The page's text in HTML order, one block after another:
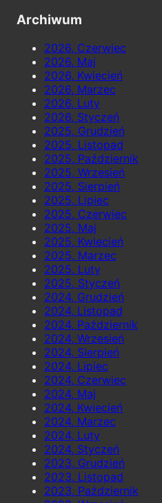
Archiwum
2026, Czerwiec
2026, Maj
2026, Kwiecień
2026, Marzec
2026, Luty
2026, Styczeń
2025, Grudzień
2025, Listopad
2025, Październik
2025, Wrzesień
2025, Sierpień
2025, Lipiec
2025, Czerwiec
2025, Maj
2025, Kwiecień
2025, Marzec
2025, Luty
2025, Styczeń
2024, Grudzień
2024, Listopad
2024, Październik
2024, Wrzesień
2024, Sierpień
2024, Lipiec
2024, Czerwiec
2024, Maj
2024, Kwiecień
2024, Marzec
2024, Luty
2024, Styczeń
2023, Grudzień
2023, Listopad
2023, Październik